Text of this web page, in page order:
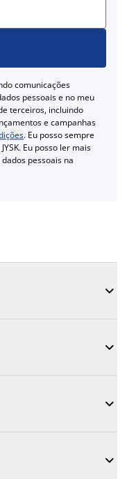
comunicações
pessoais e no meu
terceiros, incluindo
e campanhas
. Eu posso sempre
Eu posso ler mais
pessoais na



